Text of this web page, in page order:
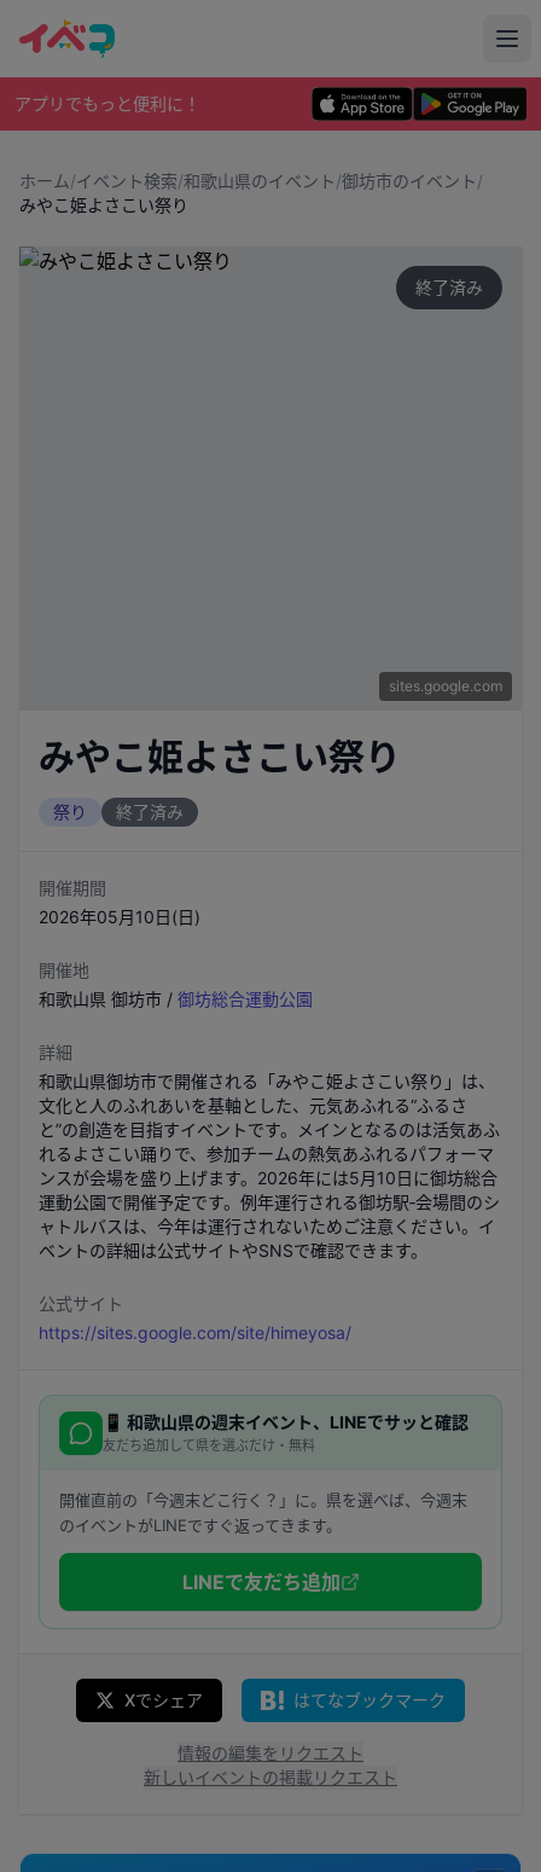
アプリでもっと便利に！
ホーム/イベント検索/和歌山県のイベント/御坊市のイベント/
みやこ姫よさこい祭り
sites.google.com
終了済み
みやこ姫よさこい祭り
祭り 終了済み
開催期間
2026年05月10日(日)
開催地
和歌山県 御坊市 / 御坊総合運動公園
詳細
和歌山県御坊市で開催される「みやこ姫よさこい祭り」は、
文化と人のふれあいを基軸とした、元気あふれる“ふるさ
と”の創造を目指すイベントです。メインとなるのは活気あふ
れるよさこい踊りで、参加チームの熱気あふれるパフォーマ
ンスが会場を盛り上げます。2026年には5月10日に御坊総合
運動公園で開催予定です。例年運行される御坊駅‐会場間のシ
ャトルバスは、今年は運行されないためご注意ください。イ
ベントの詳細は公式サイトやSNSで確認できます。
公式サイト
https://sites.google.com/site/himeyosa/
📱 和歌山県の週末イベント、LINEでサッと確認
友だち追加して県を選ぶだけ・無料
開催直前の「今週末どこ行く？」に。県を選べば、今週末
のイベントがLINEですぐ返ってきます。
LINEで友だち追加
Xでシェア はてなブックマーク
情報の編集をリクエスト
新しいイベントの掲載リクエスト